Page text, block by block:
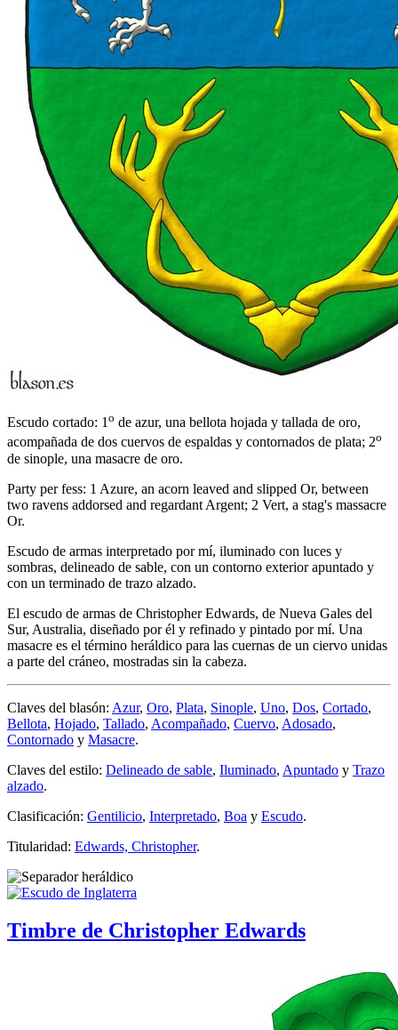
Escudo cortado: 1 o de azur, una bellota hojada y tallada de oro,
acompañada de dos cuervos de espaldas y contornados de plata; 2o
de sinople, una masacre de oro.
Party per fess: 1 Azure, an acorn leaved and slipped Or, between
two ravens addorsed and regardant Argent; 2 Vert, a stag's massacre
Or.
Escudo de armas interpretado por mí, iluminado con luces y
sombras, delineado de sable, con un contorno exterior apuntado y
con un terminado de trazo alzado.
El escudo de armas de Christopher Edwards, de Nueva Gales del
Sur, Australia, diseñado por él y refinado y pintado por mí. Una
masacre es el término heráldico para las cuernas de un ciervo unidas
a parte del cráneo, mostradas sin la cabeza.
Claves del blasón: Azur, Oro, Plata, Sinople, Uno, Dos, Cortado,
Bellota, Hojado, Tallado, Acompañado, Cuervo, Adosado,
Contornado y Masacre.
Claves del estilo: Delineado de sable, Iluminado, Apuntado y Trazo
alzado.
Clasificación: Gentilicio, Interpretado, Boa y Escudo.
Titularidad: Edwards, Christopher.
Timbre de Christopher Edwards